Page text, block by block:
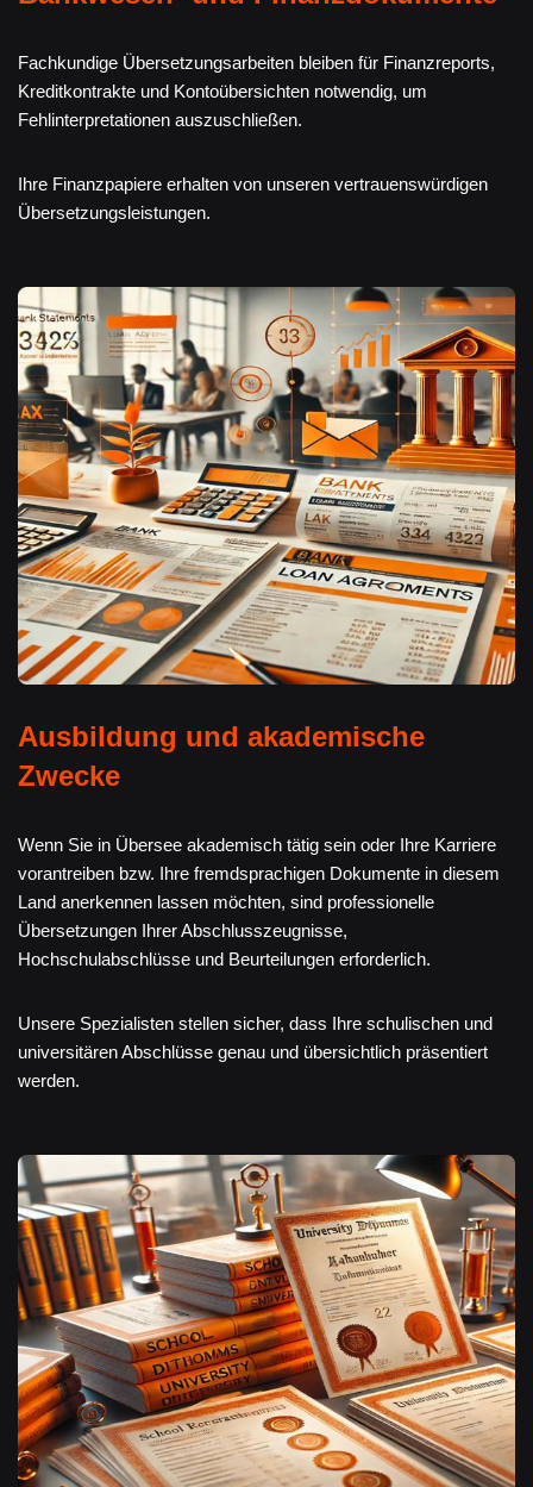
Fachkundige Übersetzungsarbeiten bleiben für Finanzreports,
Kreditkontrakte und Kontoübersichten notwendig, um
Fehlinterpretationen auszuschließen.
Ihre Finanzpapiere erhalten von unseren vertrauenswürdigen
Übersetzungsleistungen.
Ausbildung und akademische
Zwecke
Wenn Sie in Übersee akademisch tätig sein oder Ihre Karriere
vorantreiben bzw. Ihre fremdsprachigen Dokumente in diesem
Land anerkennen lassen möchten, sind professionelle
Übersetzungen Ihrer Abschlusszeugnisse,
Hochschulabschlüsse und Beurteilungen erforderlich.
Unsere Spezialisten stellen sicher, dass Ihre schulischen und
universitären Abschlüsse genau und übersichtlich präsentiert
werden.